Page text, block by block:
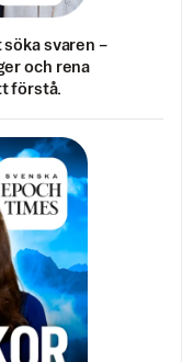
svaren –
och rena
förstå.